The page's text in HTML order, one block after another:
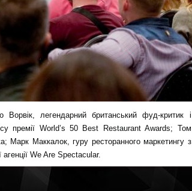
легендарний британський фуд-критик і
премії World’s 50 Best Restaurant Awards; Том
Марк Маккалок, гуру ресторанного маркетингу з
We Are Spectacular.